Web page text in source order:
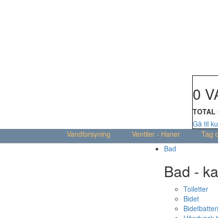
0
TOTAL
Gå til
Vandforsyning
Ventiler - Haner
Tag
Bad
Bad -
Toiletter
Bidet